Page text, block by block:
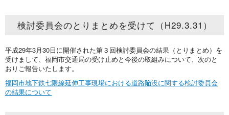
検討委員会のとりまとめを受けて（H29.3.31）
平成29年3月30日に開催された第３回検討委員会の結果（とりまとめ）を
受けまして、福岡市交通局の受け止めと今後の取組みについて、次のと
おりご報告いたします。
福岡市地下鉄七隈線延伸工事現場における道路陥没に関する検討委員会
の結果について